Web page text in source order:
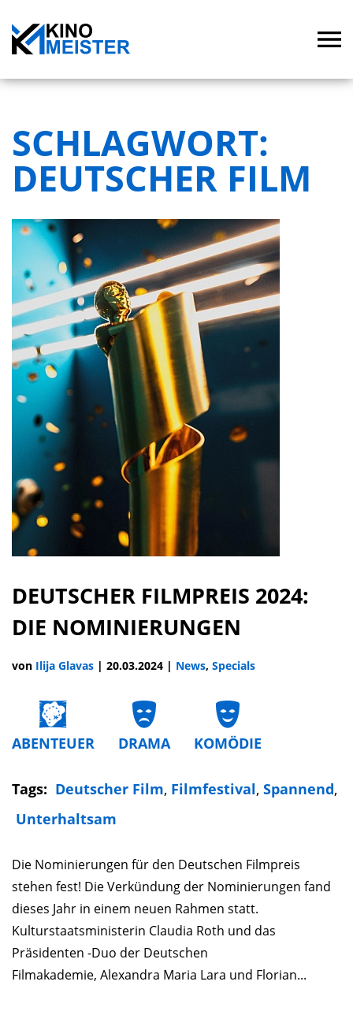
SCHLAGWORT:
DEUTSCHER FILM
DEUTSCHER FILMPREIS 2024:
DIE NOMINIERUNGEN
von Ilija Glavas | 20.03.2024 | News, Specials
ABENTEUER DRAMA KOMÖDIE
Tags: Deutscher Film, Filmfestival, Spannend,
Unterhaltsam
Die Nominierungen für den Deutschen Filmpreis
stehen fest! Die Verkündung der Nominierungen fand
dieses Jahr in einem neuen Rahmen statt.
Kulturstaatsministerin Claudia Roth und das
Präsidenten -Duo der Deutschen
Filmakademie, Alexandra Maria Lara und Florian...